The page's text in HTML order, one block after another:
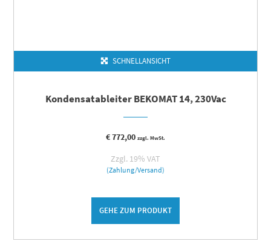
SCHNELLANSICHT
Kondensatableiter BEKOMAT 14, 230Vac
€772,00 zzgl. MwSt.
Zzgl. 19% VAT
(Zahlung/Versand)
GEHE ZUM PRODUKT